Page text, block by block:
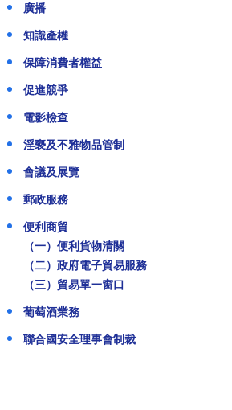
廣播
知識產權
保障消費者權益
促進競爭
電影檢查
淫褻及不雅物品管制
會議及展覽
郵政服務
便利商貿
（一）便利貨物清關
（二）政府電子貿易服務
（三）貿易單一窗口
葡萄酒業務
聯合國安全理事會制裁